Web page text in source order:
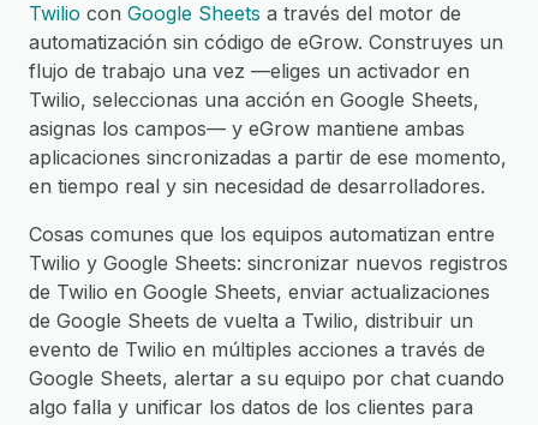
Twilio con Google Sheets a través del motor de
automatización sin código de eGrow. Construyes un
flujo de trabajo una vez —eliges un activador en
Twilio, seleccionas una acción en Google Sheets,
asignas los campos— y eGrow mantiene ambas
aplicaciones sincronizadas a partir de ese momento,
en tiempo real y sin necesidad de desarrolladores.
Cosas comunes que los equipos automatizan entre
Twilio y Google Sheets: sincronizar nuevos registros
de Twilio en Google Sheets, enviar actualizaciones
de Google Sheets de vuelta a Twilio, distribuir un
evento de Twilio en múltiples acciones a través de
Google Sheets, alertar a su equipo por chat cuando
algo falla y unificar los datos de los clientes para